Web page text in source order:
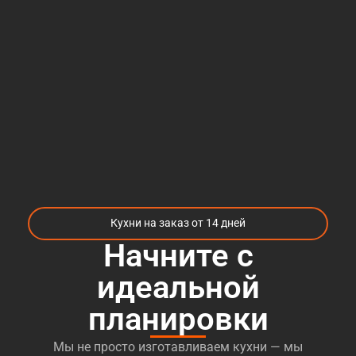
Кухни на заказ от 14 дней
Начните с
идеальной
планировки
Мы не просто изготавливаем кухни — мы